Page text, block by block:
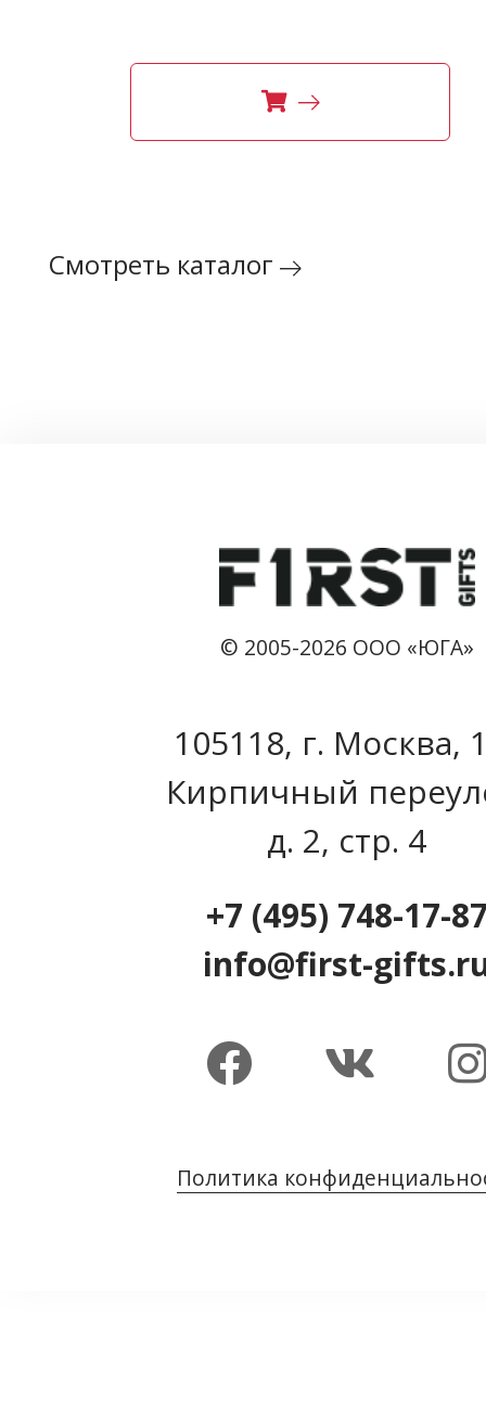
Смотреть каталог
© 2005-2026 ООО «ЮГА»
105118, г. Москва,
Кирпичный
д. 2, стр. 4
+7 (495) 748-17-
info@first-
Политика